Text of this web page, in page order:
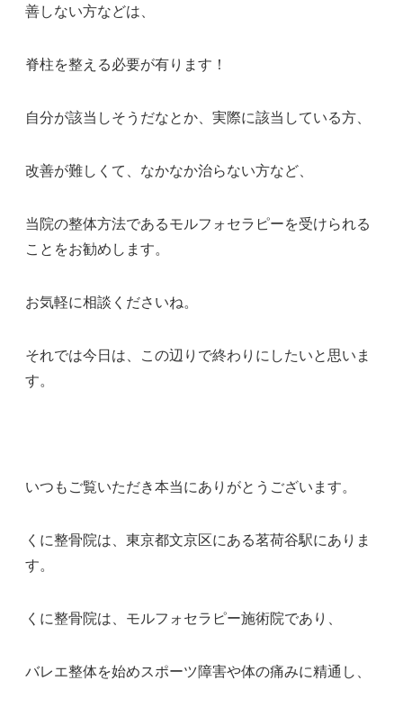
善しない方などは、
脊柱を整える必要が有ります！
自分が該当しそうだなとか、実際に該当している方、
改善が難しくて、なかなか治らない方など、
当院の整体方法であるモルフォセラピーを受けられる
ことをお勧めします。
お気軽に相談くださいね。
それでは今日は、この辺りで終わりにしたいと思いま
す。
いつもご覧いただき本当にありがとうございます。
くに整骨院は、東京都文京区にある茗荷谷駅にありま
す。
くに整骨院は、モルフォセラピー施術院であり、
バレエ整体を始めスポーツ障害や体の痛みに精通し、